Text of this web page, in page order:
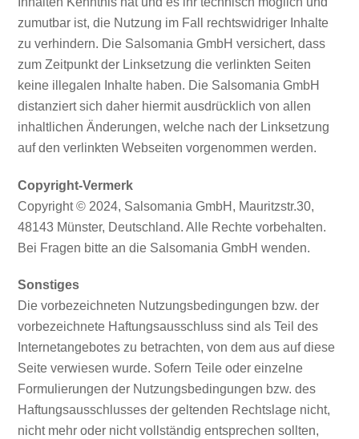
zumutbar ist, die Nutzung im Fall rechtswidriger Inhalte
zu verhindern. Die Salsomania GmbH versichert, dass
zum Zeitpunkt der Linksetzung die verlinkten Seiten
keine illegalen Inhalte haben. Die Salsomania GmbH
distanziert sich daher hiermit ausdrücklich von allen
inhaltlichen Änderungen, welche nach der Linksetzung
auf den verlinkten Webseiten vorgenommen werden.
Copyright-Vermerk
Copyright © 2024, Salsomania GmbH, Mauritzstr.30,
48143 Münster, Deutschland. Alle Rechte vorbehalten.
Bei Fragen bitte an die Salsomania GmbH wenden.
Sonstiges
Die vorbezeichneten Nutzungsbedingungen bzw. der
vorbezeichnete Haftungsausschluss sind als Teil des
Internetangebotes zu betrachten, von dem aus auf diese
Seite verwiesen wurde. Sofern Teile oder einzelne
Formulierungen der Nutzungsbedingungen bzw. des
Haftungsausschlusses der geltenden Rechtslage nicht,
nicht mehr oder nicht vollständig entsprechen sollten,